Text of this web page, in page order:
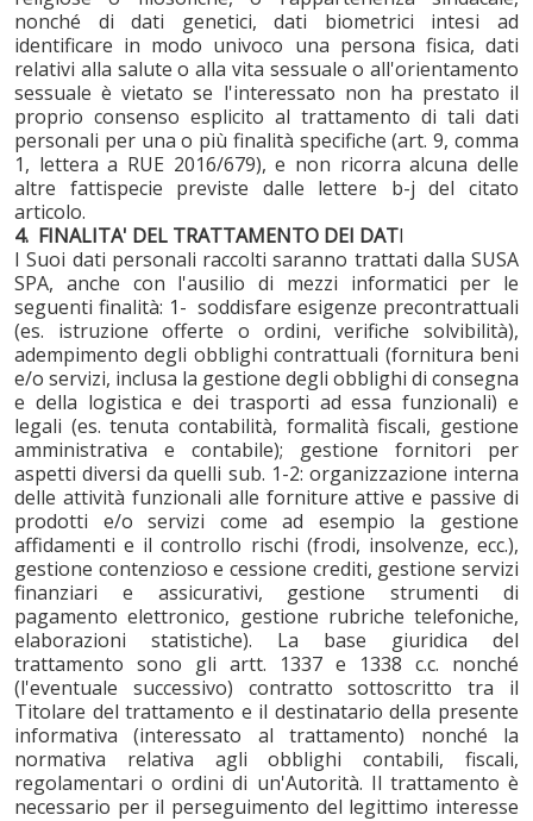
nonché di dati genetici, dati biometrici intesi ad
identificare in modo univoco una persona fisica, dati
relativi alla salute o alla vita sessuale o all'orientamento
sessuale è vietato se l'interessato non ha prestato il
proprio consenso esplicito al trattamento di tali dati
personali per una o più finalità specifiche (art. 9, comma
1, lettera a RUE 2016/679), e non ricorra alcuna delle
altre fattispecie previste dalle lettere b-j del citato
articolo.
4. FINALITA' DEL TRATTAMENTO DEI DATI
I Suoi dati personali raccolti saranno trattati dalla SUSA
SPA, anche con l'ausilio di mezzi informatici per le
seguenti finalità: 1- soddisfare esigenze precontrattuali
(es. istruzione offerte o ordini, verifiche solvibilità),
adempimento degli obblighi contrattuali (fornitura beni
e/o servizi, inclusa la gestione degli obblighi di consegna
e della logistica e dei trasporti ad essa funzionali) e
legali (es. tenuta contabilità, formalità fiscali, gestione
amministrativa e contabile); gestione fornitori per
aspetti diversi da quelli sub. 1-2: organizzazione interna
delle attività funzionali alle forniture attive e passive di
prodotti e/o servizi come ad esempio la gestione
affidamenti e il controllo rischi (frodi, insolvenze, ecc.),
gestione contenzioso e cessione crediti, gestione servizi
finanziari e assicurativi, gestione strumenti di
pagamento elettronico, gestione rubriche telefoniche,
elaborazioni statistiche). La base giuridica del
trattamento sono gli artt. 1337 e 1338 c.c. nonché
(l'eventuale successivo) contratto sottoscritto tra il
Titolare del trattamento e il destinatario della presente
informativa (interessato al trattamento) nonché la
normativa relativa agli obblighi contabili, fiscali,
regolamentari o ordini di un'Autorità. Il trattamento è
necessario per il perseguimento del legittimo interesse